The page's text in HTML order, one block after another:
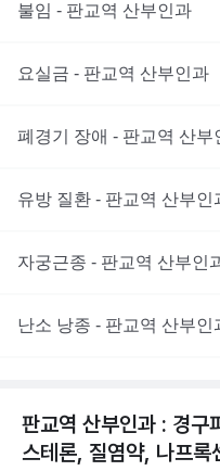
불임 - 판교역 산부인과
요실금 - 판교역 산부인과
폐경기 장애 - 판교역 산부
유방 질환 - 판교역 산부인
자궁근종 - 판교역 산부인
난소 낭종 - 판교역 산부인
판교역 산부인과 : 경구
스테론, 질염약, 나프록